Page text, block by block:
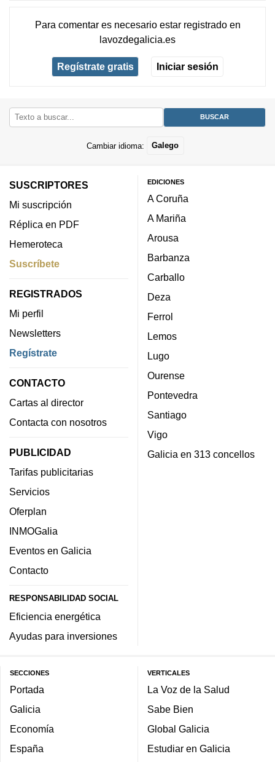
Para comentar es necesario estar registradoen
lavozdegalicia.es
Regístrate gratis Iniciar sesión
Cambiar idioma: Galego
SUSCRIPTORES
Mi suscripción
Réplica en PDF
Hemeroteca
Suscríbete
REGISTRADOS
Mi perfil
Newsletters
Regístrate
CONTACTO
Cartas al director
Contacta con nosotros
PUBLICIDAD
Tarifas publicitarias
Servicios
Oferplan
INMOGalia
Eventos en Galicia
Contacto
RESPONSABILIDAD SOCIAL
Eficiencia energética
Ayudas para inversiones
EDICIONES
A Coruña
A Mariña
Arousa
Barbanza
Carballo
Deza
Ferrol
Lemos
Lugo
Ourense
Pontevedra
Santiago
Vigo
Galicia en 313 concellos
SECCIONES
Portada
Galicia
Economía
España
VERTICALES
La Voz de la Salud
Sabe Bien
Global Galicia
Estudiar en Galicia